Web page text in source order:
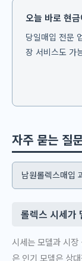
오늘 바로 현
당일매입 전문
장 서비스도 가
자주 묻는 질
남원롤렉스매입
롤렉스 시세가
시세는 모델과 시
은 인기 모델은 상